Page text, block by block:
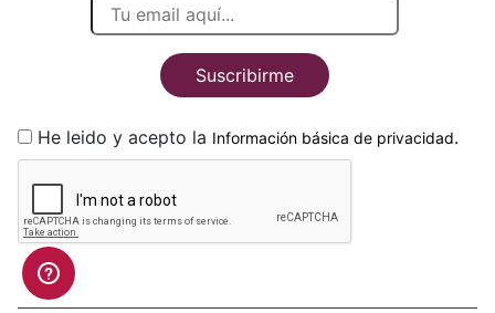
Suscribirme
He leido y acepto la Información básica de privacidad.